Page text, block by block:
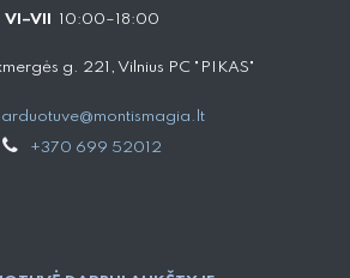
VI–VII 10:00–18:00
g. 221, Vilnius PC "PIKAS"
+370 699 52012